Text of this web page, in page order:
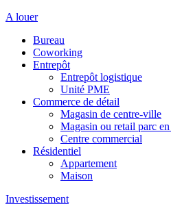
A louer
Bureau
Coworking
Entrepôt
Entrepôt logistique
Unité PME
Commerce de détail
Magasin de centre-ville
Magasin ou retail parc
Centre commercial
Résidentiel
Appartement
Maison
Investissement